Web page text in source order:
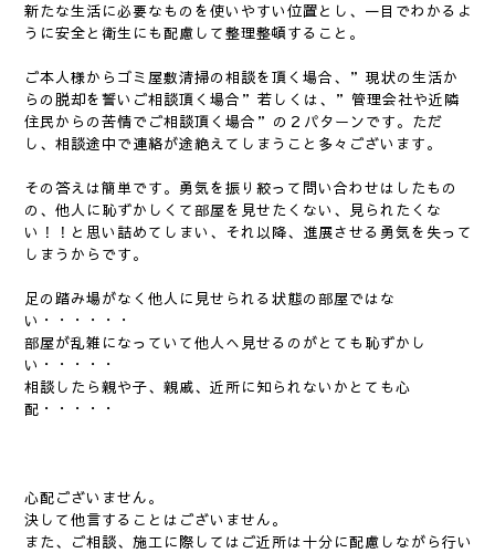
新たな生活に必要なものを使いやすい位置とし、一目でわかるよ
うに安全と衛生にも配慮して整理整頓すること。
ご本人様からゴミ屋敷清掃の相談を頂く場合、”現状の生活か
らの脱却を誓いご相談頂く場合”若しくは、”管理会社や近隣
住民からの苦情でご相談頂く場合”の２パターンです。ただ
し、相談途中で連絡が途絶えてしまうこと多々ございます。
その答えは簡単です。勇気を振り絞って問い合わせはしたもの
の、他人に恥ずかしくて部屋を見せたくない、見られたくな
い！！と思い詰めてしまい、それ以降、進展させる勇気を失って
しまうからです。
足の踏み場がなく他人に見せられる状態の部屋ではな
い・・・・・・
部屋が乱雑になっていて他人へ見せるのがとても恥ずかし
い・・・・・
相談したら親や子、親戚、近所に知られないかとても心
配・・・・・
心配ございません。
決して他言することはございません。
また、ご相談、施工に際してはご近所は十分に配慮しながら行い